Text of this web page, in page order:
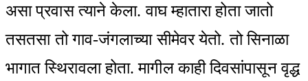
असा प्रवास त्याने केला. वाघ म्हातारा होता जातो
तसतसा तो गाव-जंगलाच्या सीमेवर येतो. तो सिनाळा
भागात स्थिरावला होता. मागील काही दिवसांपासून वृद्ध